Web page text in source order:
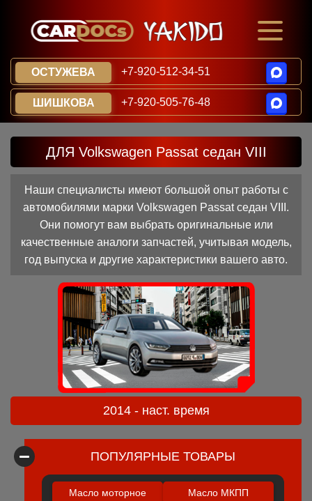
ОСТУЖЕВА +7-920-512-34-51
ШИШКОВА +7-920-505-76-48
ДЛЯ Volkswagen Passat седан VIII
Наши специалисты имеют большой опыт работы с
автомобилями марки Volkswagen Passat седан VIII.
Они помогут вам выбрать оригинальные или
качественные аналоги запчастей, учитывая модель,
год выпуска и другие характеристики вашего авто.
2014 - наст. время
ПОПУЛЯРНЫЕ ТОВАРЫ
Масло моторное Масло МКПП